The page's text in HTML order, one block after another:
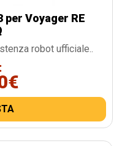
Voyager RE
robot ufficiale..